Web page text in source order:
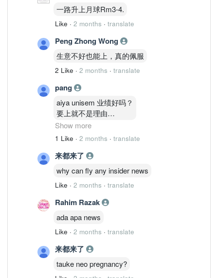
一路升上月球Rm3-4.
Like · 2 months · translate
Peng Zhong Wong
生意不好也能上，真的佩服
2 Like · 2 months · translate
pang
aiya unisem 业绩好吗？
要上就不是理由
折旧 有的折旧
Show more
1 Like · 2 months · translate
来都来了
why can fly any insider news
Like · 2 months · translate
Rahim Razak
ada apa news
Like · 2 months · translate
来都来了
tauke neo pregnancy?